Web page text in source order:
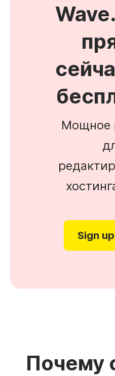
Мощное
Sign
Почему